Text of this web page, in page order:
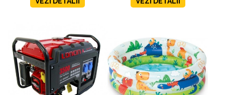
X
🎁 LIVRARE CU